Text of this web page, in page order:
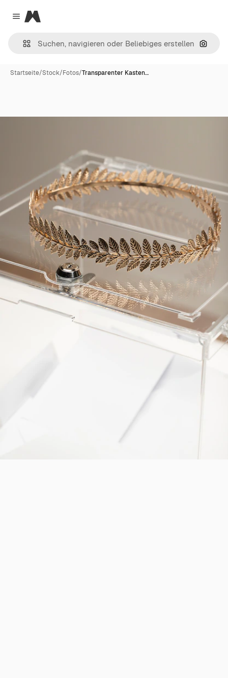
Close menu
Magnific
Nach
Startseite/Stock/Fotos/Transparenter Kasten…